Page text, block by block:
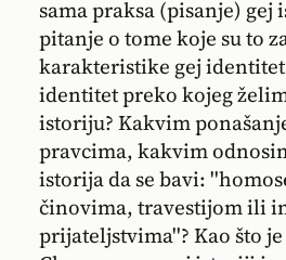
sama praksa (pisanje) gej
pitanje o tome koje su to
karakteristike gej
identitet preko kojeg
istoriju? Kakvim
pravcima, kakvim
istorija da se bavi:
činovima, travestijom ili
prijateljstvima''? Kao što